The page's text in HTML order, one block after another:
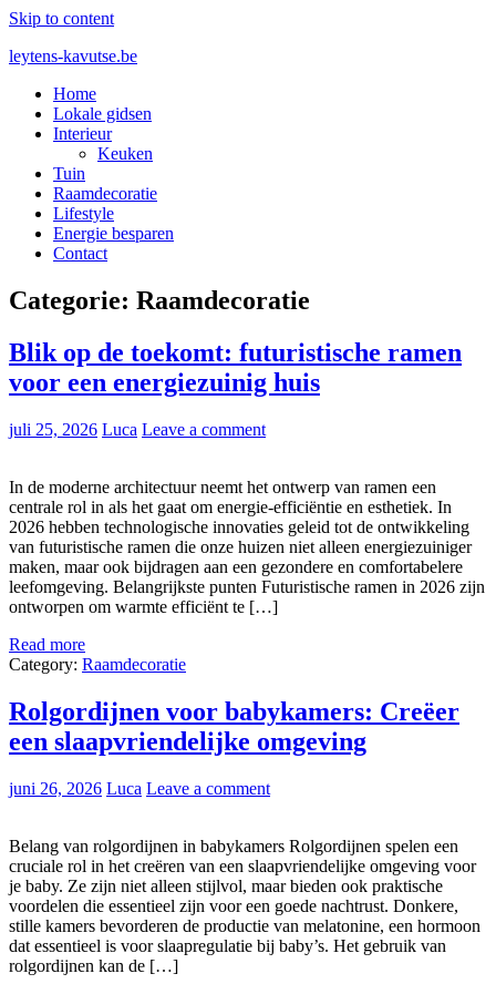
Skip to content
leytens-kavutse.be
Blog interieurstyling: Hoe je kleur en textuur combineert
Home
Lokale gidsen
Interieur
Keuken
Tuin
Raamdecoratie
Lifestyle
Energie besparen
Contact
Categorie: Raamdecoratie
Blik op de toekomt: futuristische ramen
voor een energiezuinig huis
juli 25, 2026 Luca Leave a comment
In de moderne architectuur neemt het ontwerp van ramen een
centrale rol in als het gaat om energie-efficiëntie en esthetiek. In
2026 hebben technologische innovaties geleid tot de ontwikkeling
van futuristische ramen die onze huizen niet alleen energiezuiniger
maken, maar ook bijdragen aan een gezondere en comfortabelere
leefomgeving. Belangrijkste punten Futuristische ramen in 2026 zijn
ontworpen om warmte efficiënt te […]
Read more
Category: Raamdecoratie
Rolgordijnen voor babykamers: Creëer
een slaapvriendelijke omgeving
juni 26, 2026 Luca Leave a comment
Belang van rolgordijnen in babykamers Rolgordijnen spelen een
cruciale rol in het creëren van een slaapvriendelijke omgeving voor
je baby. Ze zijn niet alleen stijlvol, maar bieden ook praktische
voordelen die essentieel zijn voor een goede nachtrust. Donkere,
stille kamers bevorderen de productie van melatonine, een hormoon
dat essentieel is voor slaapregulatie bij baby’s. Het gebruik van
rolgordijnen kan de […]